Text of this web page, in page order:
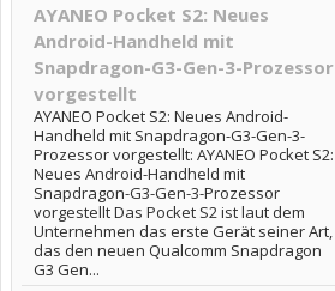
AYANEO Pocket S2: Neues
Android-Handheld mit
Snapdragon-G3-Gen-3-Prozessor
vorgestellt
AYANEO Pocket S2: Neues Android-
Handheld mit Snapdragon-G3-Gen-3-
Prozessor vorgestellt: AYANEO Pocket S2:
Neues Android-Handheld mit
Snapdragon-G3-Gen-3-Prozessor
vorgestellt Das Pocket S2 ist laut dem
Unternehmen das erste Gerät seiner Art,
das den neuen Qualcomm Snapdragon
G3 Gen...